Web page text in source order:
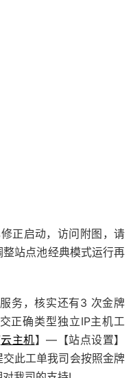
正启动，访问附图，请
站点池经典模式运行再
务，核实还有3 次金牌
正确类型独立IP主机工
云主机】—【站点设置】
此工单我司会按照金牌